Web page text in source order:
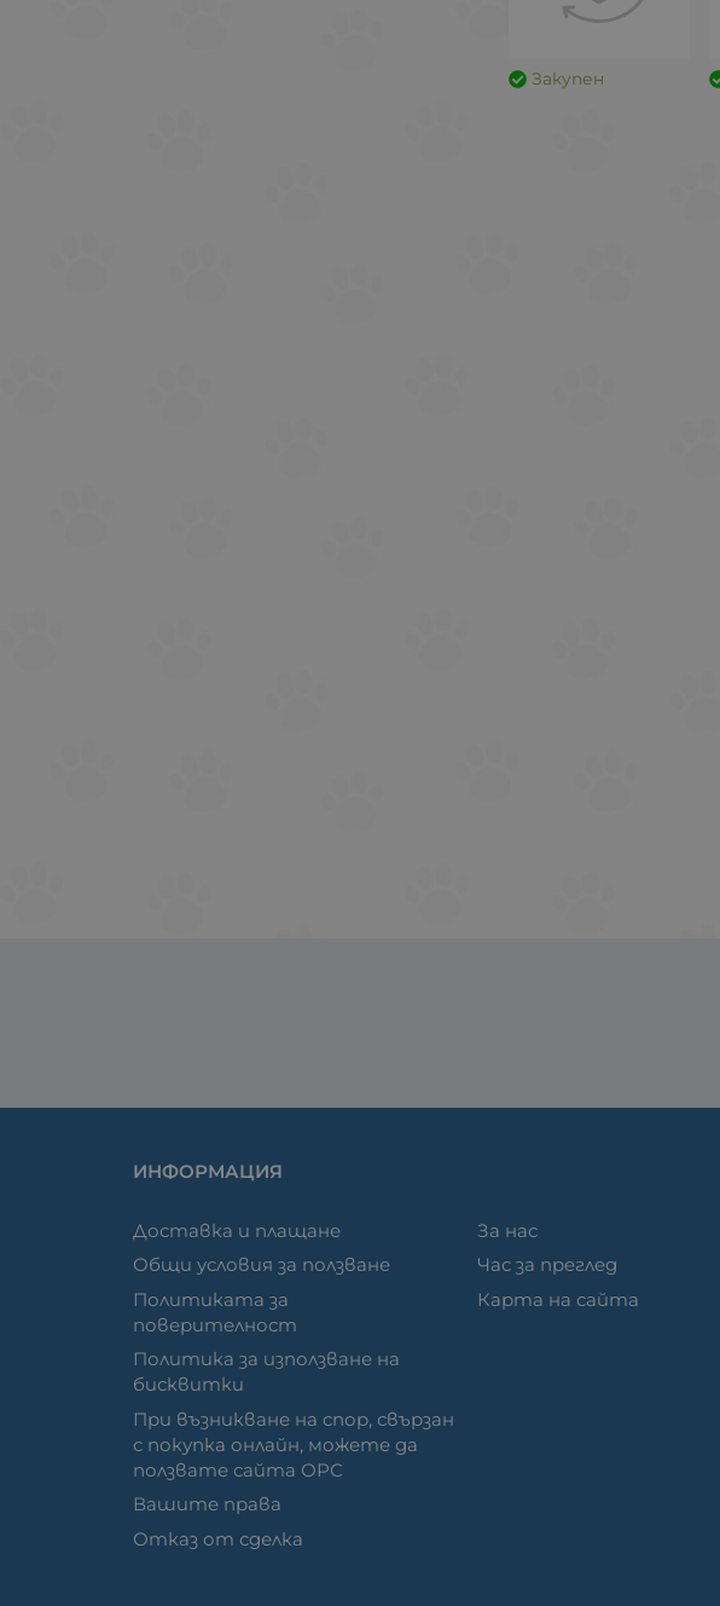
Закупен
ИНФОРМАЦИЯ
Доставка и плащане
Общи условия за ползване
Политиката за
поверителност
Политика за използване на
бисквитки
При възникване на спор, свързан
с покупка онлайн, можете да
ползвате сайта ОРС
Вашите права
Отказ от сделка
За нас
Час за преглед
Карта на сайта